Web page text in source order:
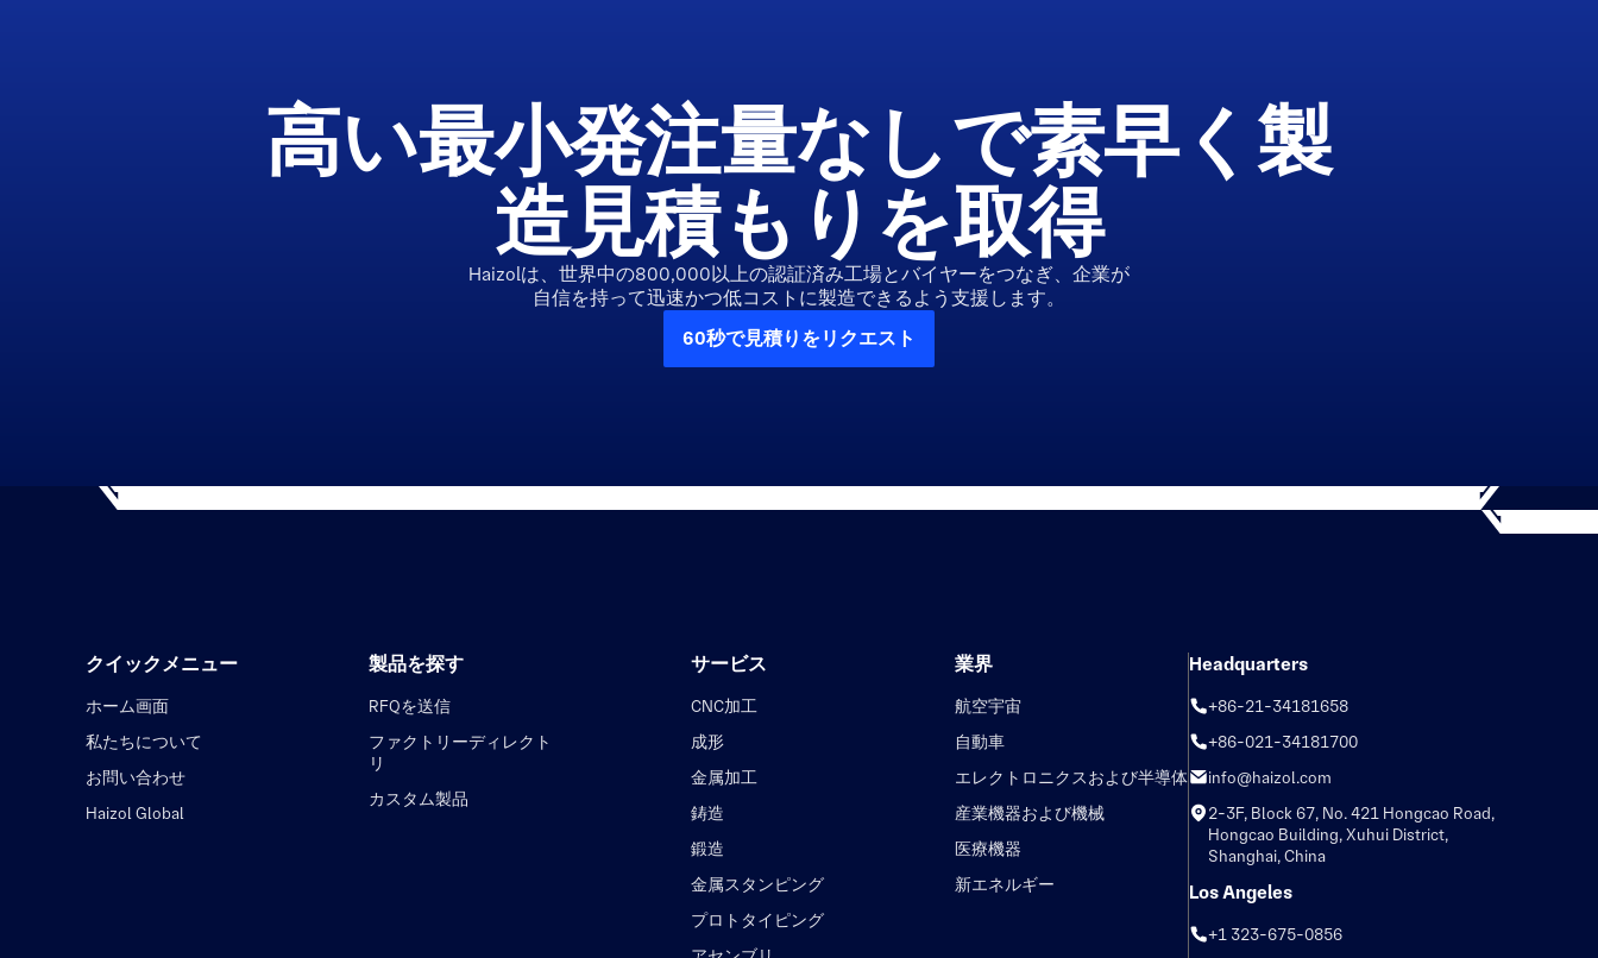
高い最小発注量なしで素早く製
造見積もりを取得
Haizolは、世界中の800,000以上の認証済み工場とバイヤーをつなぎ、企業が
自信を持って迅速かつ低コストに製造できるよう支援します。
60秒で見積りをリクエスト
クイックメニュー
ホーム画面
私たちについて
お問い合わせ
Haizol Global
製品を探す
RFQを送信
ファクトリーディレクト
リ
カスタム製品
サービス
CNC加工
成形
金属加工
鋳造
鍛造
金属スタンピング
プロトタイピング
業界
航空宇宙
自動車
エレクトロニクスおよび半導体
産業機器および機械
医療機器
新エネルギー
Headquarters
+86-21-34181658
+86-021-34181700
info@haizol.com
2-3F, Block 67, No. 421 Hongcao Road,
Hongcao Building, Xuhui District,
Shanghai, China
Los Angeles
+1 323-675-0856